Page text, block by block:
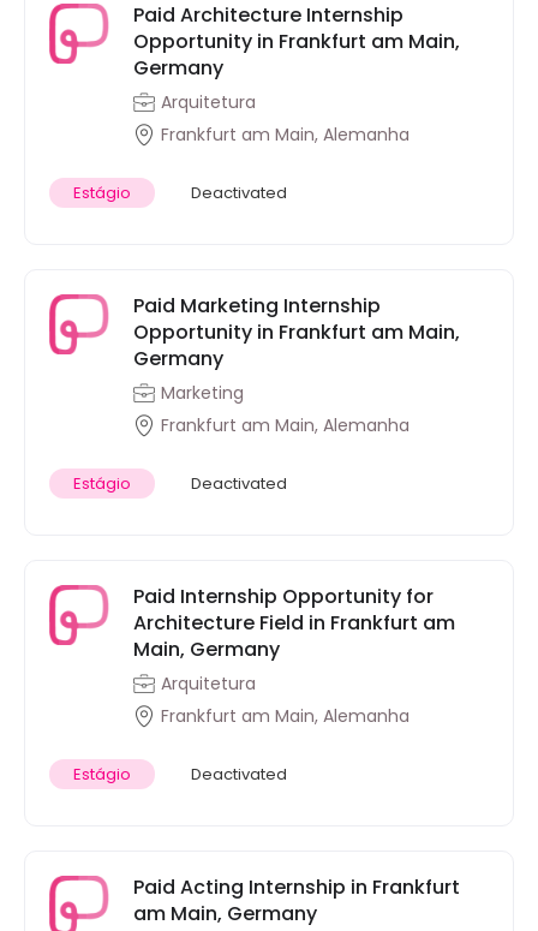
Paid Architecture Internship
Opportunity in Frankfurt am Main,
Germany
Arquitetura
Frankfurt am Main, Alemanha
Estágio Deactivated
Paid Marketing Internship
Opportunity in Frankfurt am Main,
Germany
Marketing
Frankfurt am Main, Alemanha
Estágio Deactivated
Paid Internship Opportunity for
Architecture Field in Frankfurt am
Main, Germany
Arquitetura
Frankfurt am Main, Alemanha
Estágio Deactivated
Paid Acting Internship in Frankfurt
am Main, Germany